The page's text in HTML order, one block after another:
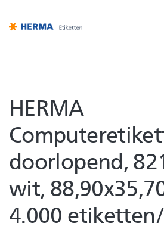
HERMA
doorlopend,
wit,
4.000